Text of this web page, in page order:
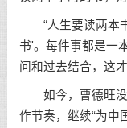
“人生要读两本书
书'。每件事都是一
问和过去结合，这
如今，曹德旺没
作节奏，继续“为中